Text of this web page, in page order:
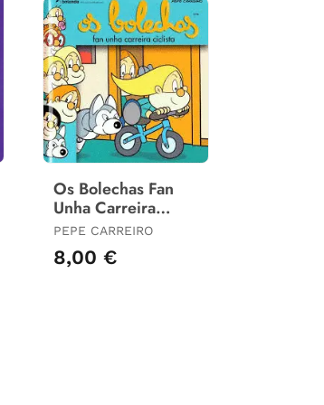
Os Bolechas Fan
Unha Carreira
Ciclista
PEPE CARREIRO
8,00 €